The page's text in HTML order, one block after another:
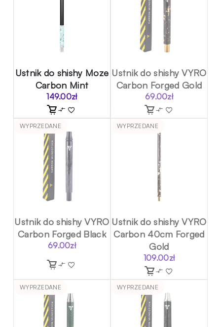
Ustnik do shishy Moze
Carbon Mint
149.00zł
Ustnik do shishy VYRO
Carbon Forged Gold
69.00zł
WYPRZEDANE
Ustnik do shishy VYRO
Carbon Forged Black
69.00zł
WYPRZEDANE
Ustnik do shishy VYRO
Carbon 40cm Forged
Gold
109.00zł
WYPRZEDANE WYPRZEDANE